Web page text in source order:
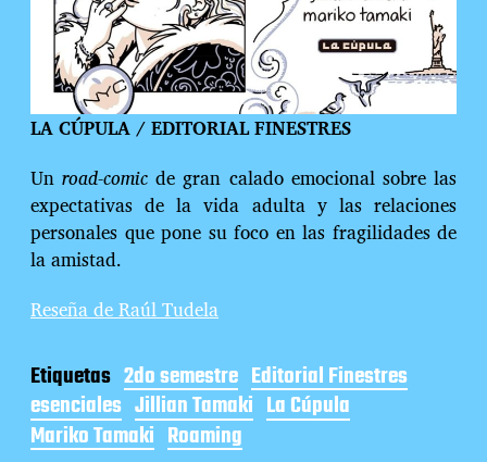
LA CÚPULA / EDITORIAL FINESTRES
Unroad-comic de gran calado emocional sobre las
expectativas de la vida adulta y las relaciones
personales que pone su foco en las fragilidades de
la amistad.
Reseña de Raúl Tudela
Etiquetas 2do semestre Editorial Finestres
esenciales Jillian Tamaki La Cúpula
Mariko Tamaki Roaming